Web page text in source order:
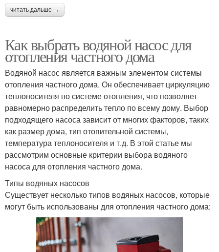
читать дальше →
Как выбрать водяной насос для
отопления частного дома
Водяной насос является важным элементом системы
отопления частного дома. Он обеспечивает циркуляцию
теплоносителя по системе отопления, что позволяет
равномерно распределить тепло по всему дому. Выбор
подходящего насоса зависит от многих факторов, таких
как размер дома, тип отопительной системы,
температура теплоносителя и т.д. В этой статье мы
рассмотрим основные критерии выбора водяного
насоса для отопления частного дома.
Типы водяных насосов
Существует несколько типов водяных насосов, которые
могут быть использованы для отопления частного дома: